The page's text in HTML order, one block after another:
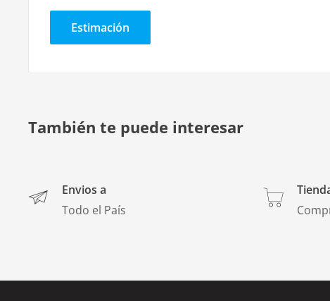
- Cipatex
Estimación
También te puede interesar
Envios a
Todo el País